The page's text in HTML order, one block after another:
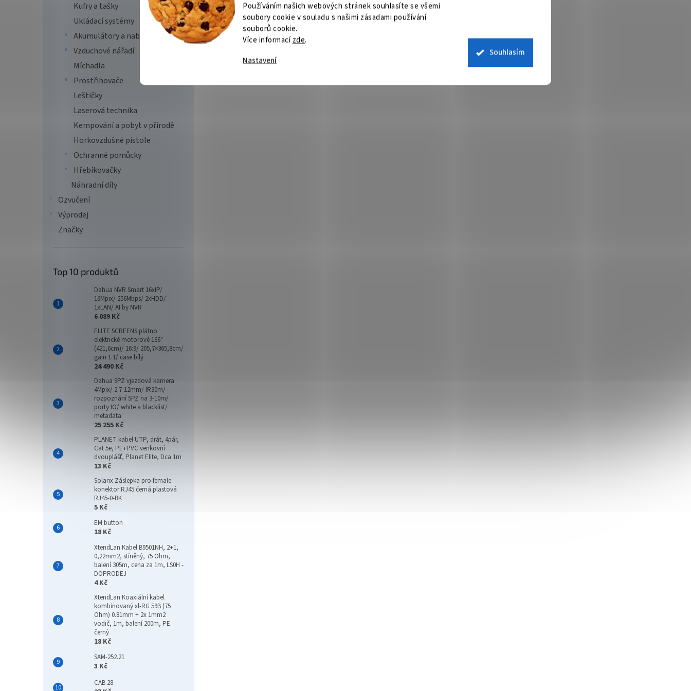
Používáním našich webových stránek souhlasíte se všemi
soubory cookie v souladu s našimi zásadami používání
souborů cookie.
Více informacízde.
Nastavení
Souhlasím
Kufry a tašky
Ukládací systémy
Akumulátory a nabíječky
Vzduchové nářadí
Míchadla
Prostřihovače
Leštičky
Laserová technika
Kempování a pobyt v přírodě
Horkovzdušné pistole
Ochranné pomůcky
Hřebíkovačky
Náhradní díly
Ozvučení
Výprodej
Značky
Top 10 produktů
Dahua NVR Smart 16xIP/
16Mpix/ 256Mbps/ 2xHDD/
1xLAN/ AI by NVR
6 089 Kč
ELITE SCREENS plátno
elektrické motorové 166"
(421,6cm)/ 16:9/ 205,7×365,8cm/
gain 1.1/ case bílý
24 490 Kč
Dahua SPZ vjezdová kamera
4Mpix/ 2.7-12mm/ IR30m/
rozpoznání SPZ na 3-10m/
porty IO/ white a blacklist/
metadata
25 255 Kč
PLANET kabel UTP, drát, 4pár,
Cat 5e, PE+PVC venkovní
dvouplášť, Planet Elite, Dca 1m
13 Kč
Solarix Záslepka pro female
konektor RJ45 černá plastová
RJ45-0-BK
5 Kč
EM button
18 Kč
XtendLan Kabel B9501NH, 2+1,
0,22mm2, stíněný, 75 Ohm,
balení 305m, cena za 1m, LS0H -
DOPRODEJ
4 Kč
XtendLan Koaxiální kabel
kombinovaný xl-RG 59B (75
Ohm) 0.81mm + 2x 1mm2
vodič, 1m, balení 200m, PE
černý
18 Kč
SAM-252.21
3 Kč
CAB 28